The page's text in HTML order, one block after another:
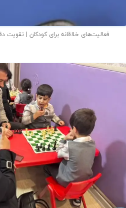
فعالیت‌های خلاقانه برای کودکان | تقویت